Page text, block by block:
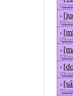
[31/
›
[30/
›
[29/
›
[28/
›
[26/
›
[25/